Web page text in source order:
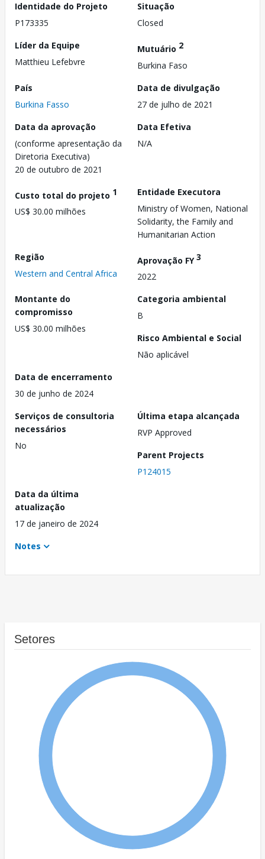
Identidade do Projeto
P173335
Situação
Closed
Líder da Equipe
Matthieu Lefebvre
Mutuário 2
Burkina Faso
País
Burkina Fasso
Data de divulgação
27 de julho de 2021
Data da aprovação
(conforme apresentação da
Diretoria Executiva)
20 de outubro de 2021
Data Efetiva
N/A
Custo total do projeto 1
US$ 30.00 milhões
Entidade Executora
Ministry of Women, National
Solidarity, the Family and
Humanitarian Action
Região
Western and Central Africa
Aprovação FY3
2022
Montante do
compromisso
US$ 30.00 milhões
Categoria ambiental
B
Risco Ambiental e Social
Não aplicável
Data de encerramento
30 de junho de 2024
Serviços de consultoria
necessários
No
Última etapa alcançada
RVP Approved
Parent Projects
P124015
Data da última
atualização
17 de janeiro de 2024
Notes
Setores